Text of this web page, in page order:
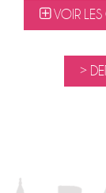
VOIR LES
>